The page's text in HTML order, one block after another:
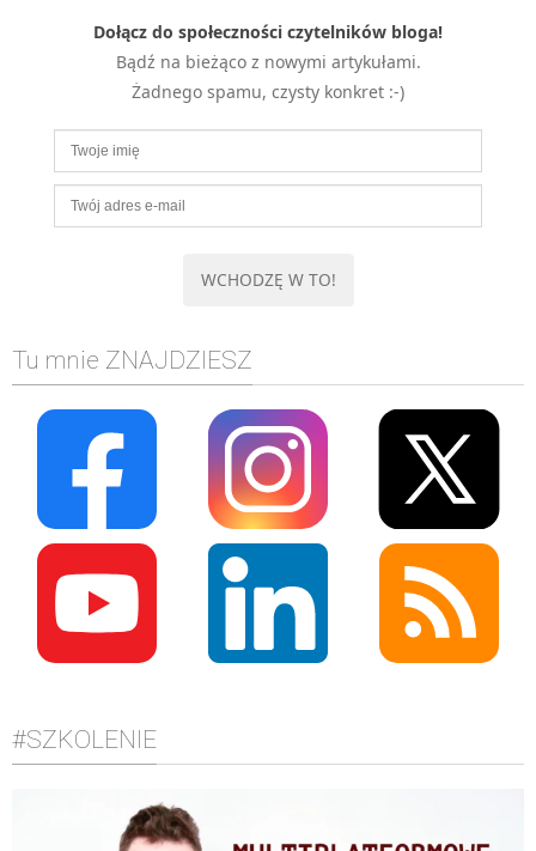
PHP
WordPress
MOBILE
Android
KONTROLA WERSJI
SQL
TESTOWANIE
SIECI
WYDARZENIA
BIZNES
PO GODZINACH
KONTAKT
Dołącz do społeczności czytelników bloga!
Bądź na bieżąco z nowymi artykułami.
Żadnego spamu, czysty konkret :-)
Tu mnie ZNAJDZIESZ
#SZKOLENIE